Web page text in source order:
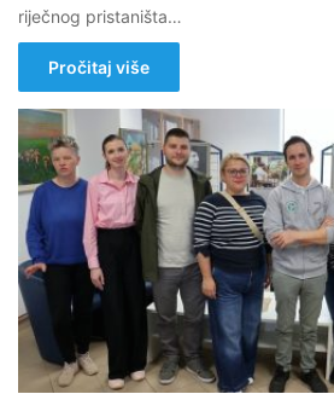
riječnog pristaništa…
Pročitaj više